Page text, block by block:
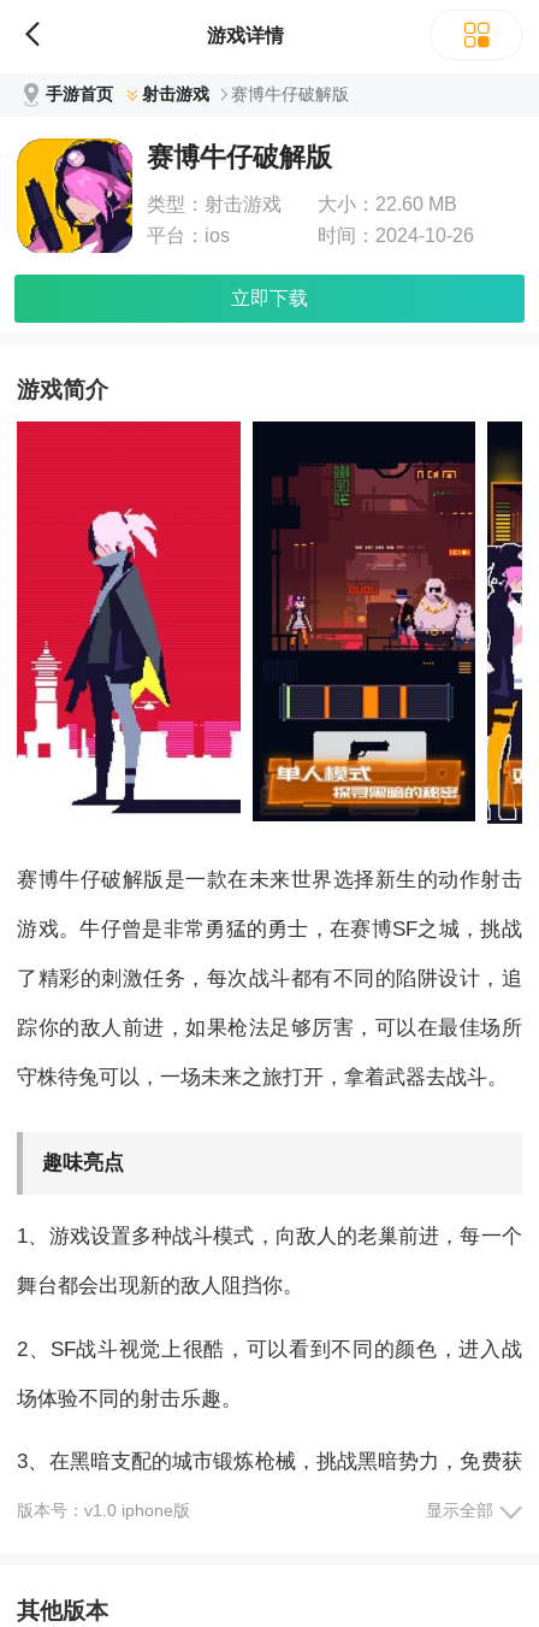
游戏详情
手游首页 射击游戏 赛博牛仔破解版
赛博牛仔破解版
类型： 射击游戏 大小： 22.60 MB
平台： ios 时间： 2024-10-26
立即下载
游戏简介
赛博牛仔破解版是一款在未来世界选择新生的动作射击
游戏。牛仔曾是非常勇猛的勇士，在赛博SF之城，挑战
了精彩的刺激任务，每次战斗都有不同的陷阱设计，追
踪你的敌人前进，如果枪法足够厉害，可以在最佳场所
守株待兔可以，一场未来之旅打开，拿着武器去战斗。
趣味亮点
1、游戏设置多种战斗模式，向敌人的老巢前进，每一个
舞台都会出现新的敌人阻挡你。
2、SF战斗视觉上很酷，可以看到不同的颜色，进入战
场体验不同的射击乐趣。
3、在黑暗支配的城市锻炼枪械，挑战黑暗势力，免费获
得更多武器。
小编推荐
版本号：v1.0 iphone版 显示全部
其他版本